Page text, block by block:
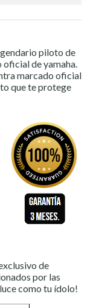
piloto de
de yamaha.
marcado oficial
que te protege
de
por las
como tu ídolo!